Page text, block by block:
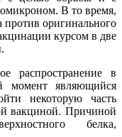
В то время,
против оригинального
курсом в две
распространение в
момент являющийся
некоторую часть
вакциной. Причиной
белка,